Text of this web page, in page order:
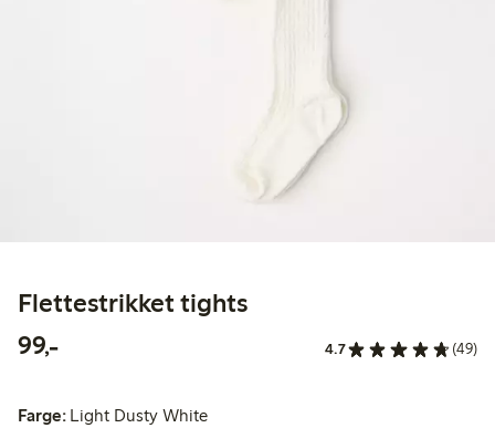
Flettestrikket tights
99,-99,00 kr 4.7 (49)
Farge: Light Dusty White